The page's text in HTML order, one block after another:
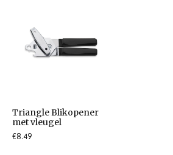
Triangle Blikopener
met vleugel
€8.49